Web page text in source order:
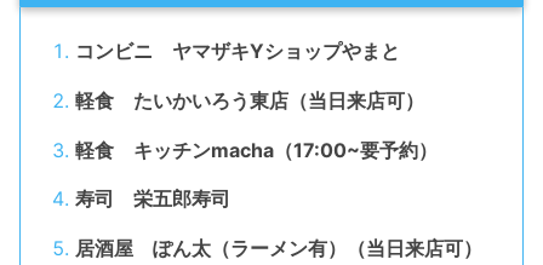
コンビニ ヤマザキYショップやまと
軽食 たいかいろう東店（当日来店可）
軽食 キッチンmacha（17:00~要予約）
寿司 栄五郎寿司
居酒屋 ぽん太（ラーメン有）（当日来店可）